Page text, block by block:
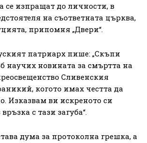
се изпращат до личности, в
на съответната църква,
припомня „Двери“.
патриарх пише: „Скъпи
научих новината за смъртта на
Сливенския
когото имах честта да
Изказвам ви искреното си
с тази загуба“.
дума за протоколна грешка, а